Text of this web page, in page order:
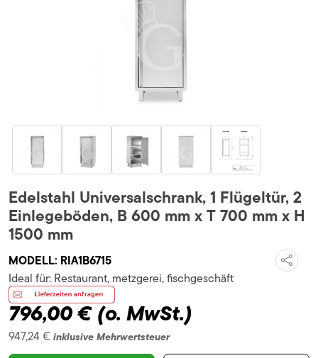
Edelstahl Universalschrank, 1 Flügeltür, 2
Einlegeböden, B 600 mm x T 700 mm x H
1500 mm
MODELL: RIA1B6715
796,00 €(o. MwSt.)
947,24 € inklusive Mehrwertsteuer
Ideal für: Restaurant, metzgerei, fischgeschäft